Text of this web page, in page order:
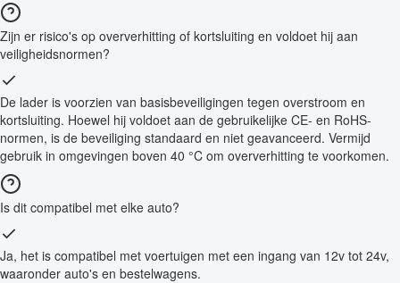
Zijn er risico's op oververhitting of kortsluiting en voldoet hij aan
veiligheidsnormen?
De lader is voorzien van basisbeveiligingen tegen overstroom en
kortsluiting. Hoewel hij voldoet aan de gebruikelijke CE- en RoHS-
normen, is de beveiliging standaard en niet geavanceerd. Vermijd
gebruik in omgevingen boven 40 °C om oververhitting te voorkomen.
Is dit compatibel met elke auto?
Ja, het is compatibel met voertuigen met een ingang van 12v tot 24v,
waaronder auto's en bestelwagens.